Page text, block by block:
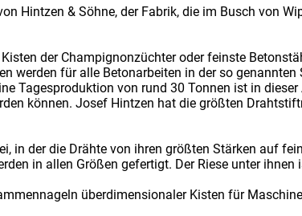
Hintzen & Söhne, der Fabrik, die im Busch von
der Champignonzüchter oder feinste
werden für alle Betonarbeiten in der so genannten
Tagesproduktion von rund 30 Tonnen ist in
können. Josef Hintzen hat die größten
in der die Drähte von ihren größten Stärken auf
in allen Größen gefertigt. Der Riese unter
überdimensionaler Kisten für